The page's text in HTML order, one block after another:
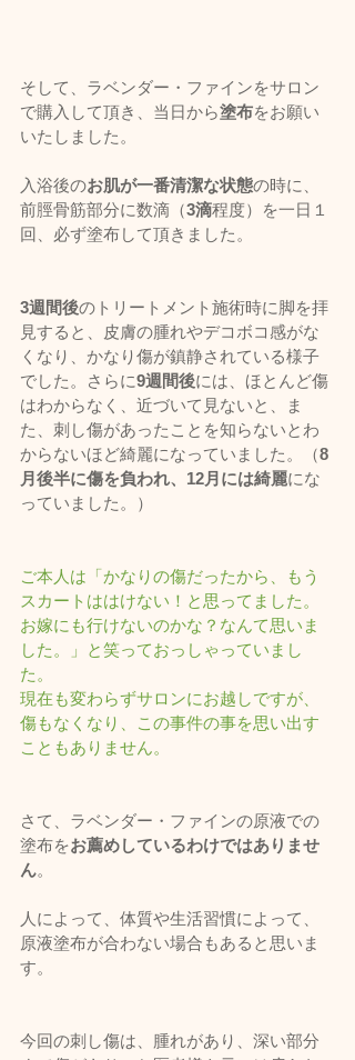
そして、ラベンダー・ファインをサロン
で購入して頂き、当日から塗布をお願い
いたしました。
入浴後のお肌が一番清潔な状態の時に、
前脛骨筋部分に数滴（3滴程度）を一日１
回、必ず塗布して頂きました。
3週間後のトリートメント施術時に脚を拝
見すると、皮膚の腫れやデコボコ感がな
くなり、かなり傷が鎮静されている様子
でした。さらに9週間後には、ほとんど傷
はわからなく、近づいて見ないと、ま
た、刺し傷があったことを知らないとわ
からないほど綺麗になっていました。（8
月後半に傷を負われ、12月には綺麗にな
っていました。）
ご本人は「かなりの傷だったから、もう
スカートははけない！と思ってました。
お嫁にも行けないのかな？なんて思いま
した。」と笑っておっしゃっていまし
た。
現在も変わらずサロンにお越しですが、
傷もなくなり、この事件の事を思い出す
こともありません。
さて、ラベンダー・ファインの原液での
塗布をお薦めしているわけではありませ
ん。
人によって、体質や生活習慣によって、
原液塗布が合わない場合もあると思いま
す。
今回の刺し傷は、腫れがあり、深い部分